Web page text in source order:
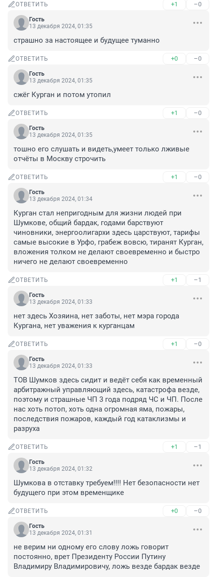
ОТВЕТИТЬ +1 –0
Гость
13 декабря 2024, 01:35
страшно за настоящее и будущее туманно
ОТВЕТИТЬ +0 –0
Гость
13 декабря 2024, 01:35
сжёг Курган и потом утопил
ОТВЕТИТЬ +1 –0
Гость
13 декабря 2024, 01:35
тошно его слушать и видеть,умеет только лживые
отчёты в Москву строчить
ОТВЕТИТЬ +1 –0
Гость
13 декабря 2024, 01:34
Курган стал непригодным для жизни людей при
Шумкове, общий бардак, годами барствуют
чиновники, энергоолигархи здесь царствуют, тарифы
самые высокие в Урфо, грабеж вовсю, тиранят Курган,
вложения толком не делают своевременно и быстро
ничего не делают своевременно
ОТВЕТИТЬ +1 –1
Гость
13 декабря 2024, 01:33
нет здесь Хозяина, нет заботы, нет мэра города
Кургана, нет уважения к курганцам
ОТВЕТИТЬ +1 –0
Гость
13 декабря 2024, 01:33
ТОВ Шумков здесь сидит и ведёт себя как временный
арбитражный управляющий здесь, катастрофа везде,
поэтому и страшные ЧП 3 года подряд ЧС и ЧП. После
нас хоть потоп, хоть одна огромная яма, пожары,
последствия пожаров, каждый год катаклизмы и
разруха
ОТВЕТИТЬ +1 –1
Гость
13 декабря 2024, 01:32
Шумкова в отставку требуем!!!! Нет безопасности нет
будущего при этом временщике
ОТВЕТИТЬ +0 –0
Гость
13 декабря 2024, 01:31
не верим ни одному его слову ложь говорит
постоянно, врет Президенту России Путину
Владимиру Владимировичу, ложь везде бардак везде